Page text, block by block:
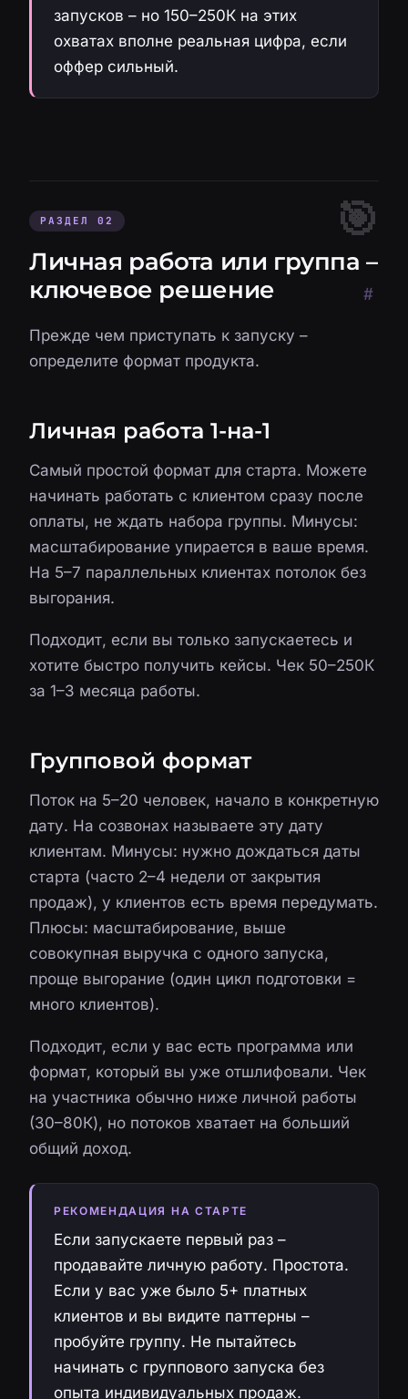
запусков – но 150–250К на этих
охватах вполне реальная цифра, если
оффер сильный.
#
РАЗДЕЛ 02
Личная работа или группа –
ключевое решение
Прежде чем приступать к запуску –
определите формат продукта.
Личная работа 1-на-1
Самый простой формат для старта. Можете
начинать работать с клиентом сразу после
оплаты, не ждать набора группы. Минусы:
масштабирование упирается в ваше время.
На 5–7 параллельных клиентах потолок без
выгорания.
Подходит, если вы только запускаетесь и
хотите быстро получить кейсы. Чек 50–250К
за 1–3 месяца работы.
Групповой формат
Поток на 5–20 человек, начало в конкретную
дату. На созвонах называете эту дату
клиентам. Минусы: нужно дождаться даты
старта (часто 2–4 недели от закрытия
продаж), у клиентов есть время передумать.
Плюсы: масштабирование, выше
совокупная выручка с одного запуска,
проще выгорание (один цикл подготовки =
много клиентов).
Подходит, если у вас есть программа или
формат, который вы уже отшлифовали. Чек
на участника обычно ниже личной работы
(30–80К), но потоков хватает на больший
общий доход.
РЕКОМЕНДАЦИЯ НА СТАРТЕ
Если запускаете первый раз –
продавайте личную работу. Простота.
Если у вас уже было 5+ платных
клиентов и вы видите паттерны –
пробуйте группу. Не пытайтесь
начинать с группового запуска без
опыта индивидуальных продаж.